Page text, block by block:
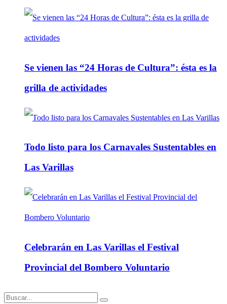
Se vienen las “24 Horas de Cultura”: ésta es la
grilla de actividades
Todo listo para los Carnavales Sustentables en
Las Varillas
Celebrarán en Las Varillas el Festival
Provincial del Bombero Voluntario